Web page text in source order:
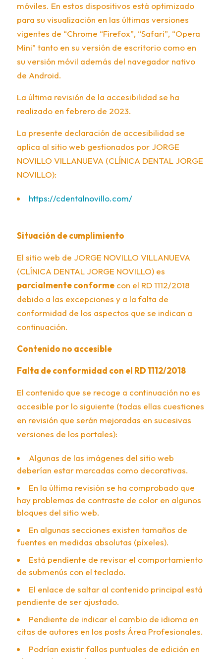
móviles. En estos dispositivos está optimizado
para su visualización en las últimas versiones
vigentes de “Chrome “Firefox”, “Safari”, “Opera
Mini” tanto en su versión de escritorio como en
su versión móvil además del navegador nativo
de Android.
La última revisión de la accesibilidad se ha
realizado en febrero de 2023.
La presente declaración de accesibilidad se
aplica al sitio web gestionados por JORGE
NOVILLO VILLANUEVA (CLÍNICA DENTAL JORGE
NOVILLO):
https://cdentalnovillo.com/
Situación de cumplimiento
El sitio web de JORGE NOVILLO VILLANUEVA
(CLÍNICA DENTAL JORGE NOVILLO) es
parcialmente conforme con el RD 1112/2018
debido a las excepciones y a la falta de
conformidad de los aspectos que se indican a
continuación.
Contenido no accesible
Falta de conformidad con el RD 1112/2018
El contenido que se recoge a continuación no es
accesible por lo siguiente (todas ellas cuestiones
en revisión que serán mejoradas en sucesivas
versiones de los portales):
Algunas de las imágenes del sitio web
deberían estar marcadas como decorativas.
En la última revisión se ha comprobado que
hay problemas de contraste de color en algunos
bloques del sitio web.
En algunas secciones existen tamaños de
fuentes en medidas absolutas (píxeles).
Está pendiente de revisar el comportamiento
de submenús con el teclado.
El enlace de saltar al contenido principal está
pendiente de ser ajustado.
Pendiente de indicar el cambio de idioma en
citas de autores en los posts Área Profesionales.
Podrían existir fallos puntuales de edición en